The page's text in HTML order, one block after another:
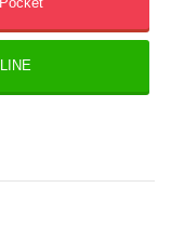
LINE